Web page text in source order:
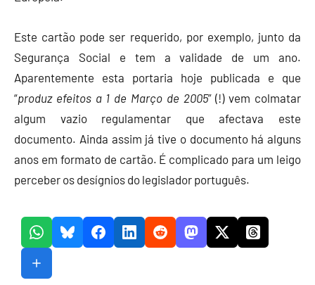
Este cartão pode ser requerido, por exemplo, junto da
Segurança Social e tem a validade de um ano.
Aparentemente esta portaria hoje publicada e que
“produz efeitos a 1 de Março de 2005” (!) vem colmatar
algum vazio regulamentar que afectava este
documento. Ainda assim já tive o documento há alguns
anos em formato de cartão. É complicado para um leigo
perceber os desígnios do legislador português.